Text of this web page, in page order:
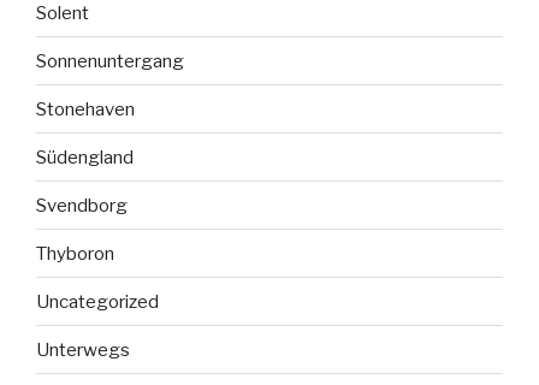
Solent
Sonnenuntergang
Stonehaven
Südengland
Svendborg
Thyboron
Uncategorized
Unterwegs